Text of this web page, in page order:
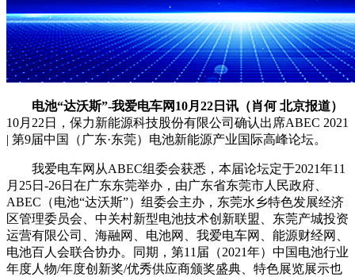
电池“达沃斯”-我爱电车网10月22日讯（肖何 北京报道）
10月22日，保力新能源科技股份有限公司 确认出席ABEC 2021
| 第9届中国（广东·东莞）电池新能源产业国际高峰论坛。
我爱电车网从ABEC组委会获悉，本届论坛定于2021年11
月25日-26日在广东东莞举办，由广东省东莞市人民政府、
ABEC（电池“达沃斯”）组委会主办，东莞水乡特色发展经济
区管理委员会、中关村新型电池技术创新联盟、东莞产城投资
运营有限公司、海融网、电池网、我爱电车网、能源财经网、
电池百人会联合协办。同期，第11届（2021年）中国电池行业
年度人物/年度创新奖/优秀供应商颁奖盛典、特色展览展示也